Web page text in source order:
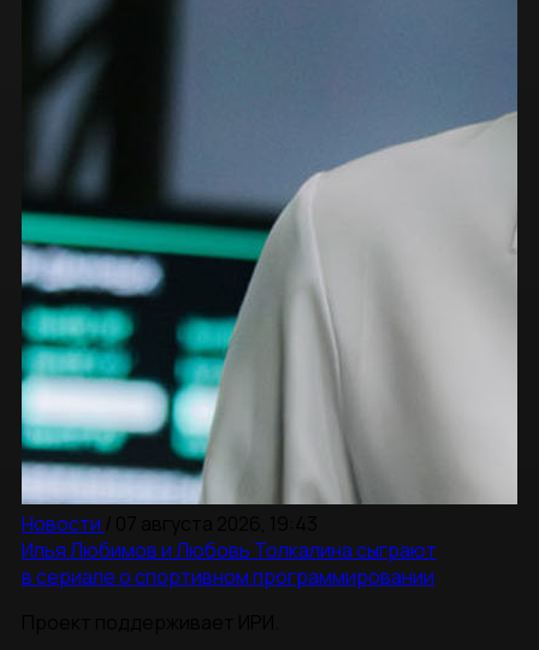
Новости
Илья Любимов и Любовь Толкалина сыграют
в сериале о спортивном программировании